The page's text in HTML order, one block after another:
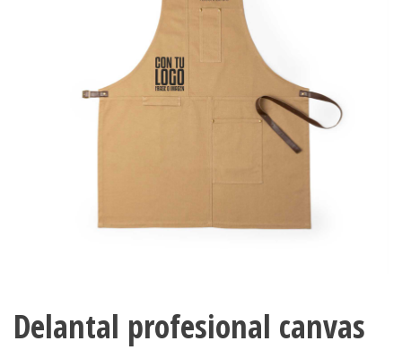
Delantal profesional canvas